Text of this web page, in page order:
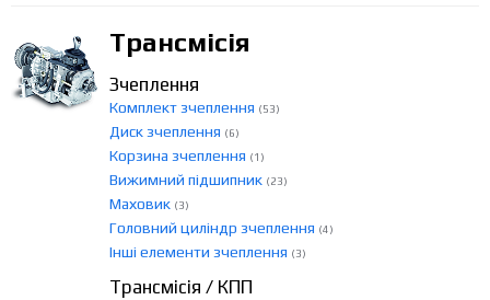
Трансмісія
Зчеплення
Комплект зчеплення (53)
Диск зчеплення (6)
Корзина зчеплення (1)
Вижимний підшипник (23)
Маховик (3)
Головний циліндр зчеплення (4)
Інші елементи зчеплення (3)
Трансмісія / КПП